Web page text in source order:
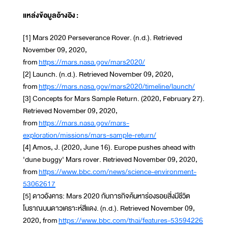
แหล่งข้อมูลอ้างอิง :
[1] Mars 2020 Perseverance Rover. (n.d.). Retrieved
November 09, 2020,
fromhttps://mars.nasa.gov/mars2020/
[2] Launch. (n.d.). Retrieved November 09, 2020,
fromhttps://mars.nasa.gov/mars2020/timeline/launch/
[3] Concepts for Mars Sample Return. (2020, February 27).
Retrieved November 09, 2020,
fromhttps://mars.nasa.gov/mars-
exploration/missions/mars-sample-return/
[4] Amos, J. (2020, June 16). Europe pushes ahead with
'dune buggy' Mars rover. Retrieved November 09, 2020,
fromhttps://www.bbc.com/news/science-environment-
53062617
[5] ดาวอังคาร: Mars 2020 กับภารกิจค้นหาร่องรอยสิ่งมีชีวิต
โบราณบนดาวเคราะห์สีแดง. (n.d.). Retrieved November 09,
2020, fromhttps://www.bbc.com/thai/features-53594226